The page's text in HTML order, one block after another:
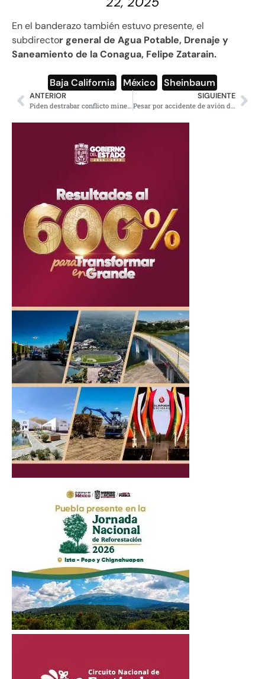
En el banderazo también estuvo presente, el
subdirector general de Agua Potable, Drenaje y
Saneamiento de la Conagua, Felipe Zatarain.
Baja California México Sheinbaum
ANTERIOR
Piden destrabar conflicto minero en Taxco tras 18 años de huelga
SIGUIENTE
Pesar por accidente de avión de la Marina en Galveston, Texas